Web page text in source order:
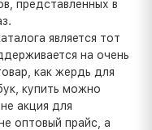
представленных в
является тот
на очень
как жердь для
купить можно
акция для
оптовый прайс, а